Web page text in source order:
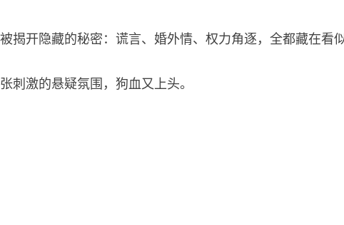
揭开隐藏的秘密：谎言、婚外情、权力角逐，全都藏在看
刺激的悬疑氛围，狗血又上头。